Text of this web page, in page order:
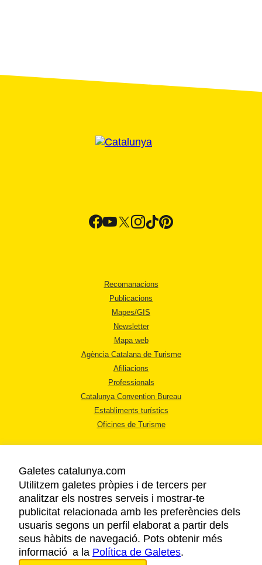
Recomanacions
Publicacions
Mapes/GIS
Newsletter
Mapa web
Agència Catalana de Turisme
Afiliacions
Professionals
Catalunya Convention Bureau
Establiments turístics
Oficines de Turisme
AVÍS LEGAL
POLÍTICA DE PRIVACITAT
COOKIES
ACCESSIBILITAT
Galetes catalunya.com
Utilitzem galetes pròpies i de tercers per
analitzar els nostres serveis i mostrar-te
publicitat relacionada amb les preferències dels
usuaris segons un perfil elaborat a partir dels
seus hàbits de navegació. Pots obtenir més
informació a la Política de Galetes.